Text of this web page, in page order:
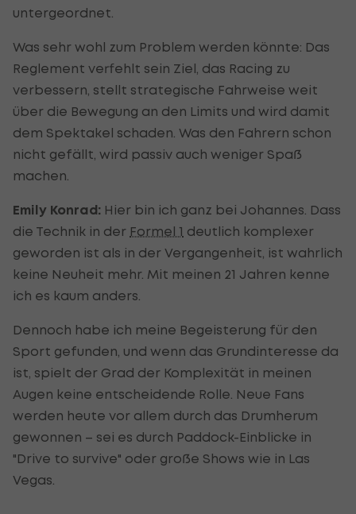
untergeordnet.
Was sehr wohl zum Problem werden könnte: Das
Reglement verfehlt sein Ziel, das Racing zu
verbessern, stellt strategische Fahrweise weit
über die Bewegung an den Limits und wird damit
dem Spektakel schaden. Was den Fahrern schon
nicht gefällt, wird passiv auch weniger Spaß
machen.
Emily Konrad: Hier bin ich ganz bei Johannes. Dass
die Technik in der Formel 1 deutlich komplexer
geworden ist als in der Vergangenheit, ist wahrlich
keine Neuheit mehr. Mit meinen 21 Jahren kenne
ich es kaum anders.
Dennoch habe ich meine Begeisterung für den
Sport gefunden, und wenn das Grundinteresse da
ist, spielt der Grad der Komplexität in meinen
Augen keine entscheidende Rolle. Neue Fans
werden heute vor allem durch das Drumherum
gewonnen – sei es durch Paddock-Einblicke in
"Drive to survive" oder große Shows wie in Las
Vegas.